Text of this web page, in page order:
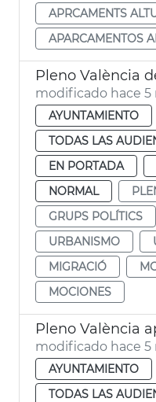
APRCAMENTS
APARCAMENTOS
modificado hace 5
AYUNTAMIENTO
TODAS LAS
EN PORTADA
NORMAL
GRUPS POLÍTICS
URBANISMO
MIGRACIÓ
MOCIONES
modificado hace 5
AYUNTAMIENTO
TODAS LAS